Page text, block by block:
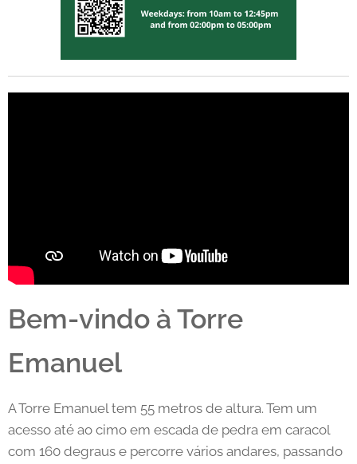
Bem-vindo à Torre
Emanuel
A Torre Emanuel tem 55 metros de altura. Tem um
acesso até ao cimo em escada de pedra em caracol
com 160 degraus e percorre vários andares, passando